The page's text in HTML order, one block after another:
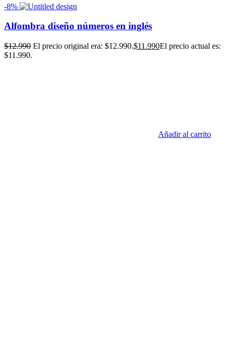
-8%
Alfombra diseño números en inglés
$12.990 El precio original era: $12.990.$11.990El precio actual es:
$11.990.
Añadir al carrito